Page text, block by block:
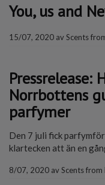
You, us and
15/07, 2020 avScents
Pressrelease:
Norrbottens
parfymer
Den 7 juli fick
klartecken att än en
8/07, 2020 avScents